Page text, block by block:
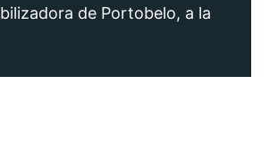
de Portobelo, a la